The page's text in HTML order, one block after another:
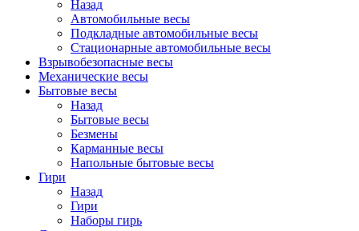
Назад
Автомобильные весы
Подкладные автомобильные весы
Стационарные автомобильные весы
Взрывобезопасные весы
Механические весы
Бытовые весы
Назад
Бытовые весы
Безмены
Карманные весы
Напольные бытовые весы
Гири
Назад
Гири
Наборы гирь